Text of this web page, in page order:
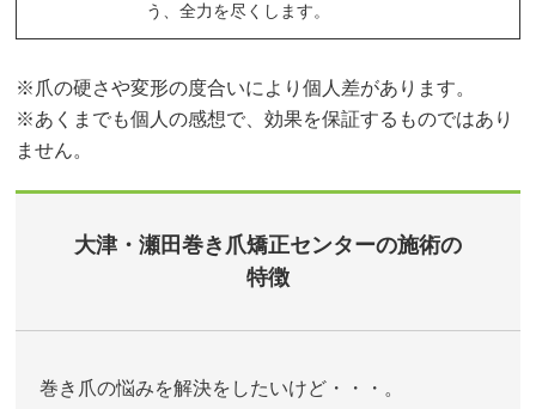
う、全力を尽くします。
※爪の硬さや変形の度合いにより個人差があります。
※あくまでも個人の感想で、効果を保証するものではあり
ません。
大津・瀬田巻き爪矯正センターの施術の
特徴
巻き爪の悩みを解決をしたいけど・・・。